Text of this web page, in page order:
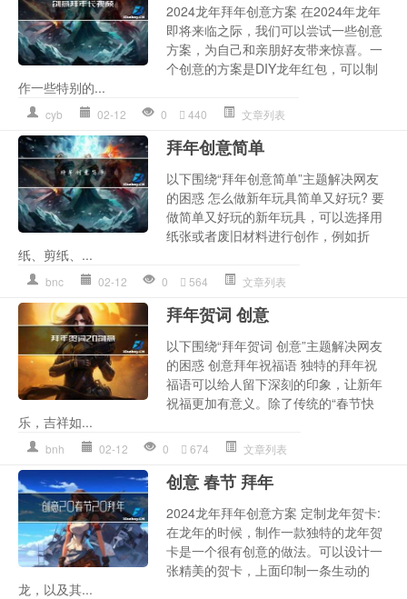
2024龙年拜年创意方案 在2024年龙年
即将来临之际，我们可以尝试一些创意
方案，为自己和亲朋好友带来惊喜。一
个创意的方案是DIY龙年红包，可以制
作一些特别的...
cyb 02-12 0 440 文章列表
拜年创意简单
以下围绕“拜年创意简单”主题解决网友
的困惑 怎么做新年玩具简单又好玩? 要
做简单又好玩的新年玩具，可以选择用
纸张或者废旧材料进行创作，例如折
纸、剪纸、...
bnc 02-12 0 564 文章列表
拜年贺词 创意
以下围绕“拜年贺词 创意”主题解决网友
的困惑 创意拜年祝福语 独特的拜年祝
福语可以给人留下深刻的印象，让新年
祝福更加有意义。除了传统的“春节快
乐，吉祥如...
bnh 02-12 0 674 文章列表
创意 春节 拜年
2024龙年拜年创意方案 定制龙年贺卡:
在龙年的时候，制作一款独特的龙年贺
卡是一个很有创意的做法。可以设计一
张精美的贺卡，上面印制一条生动的
龙，以及其...